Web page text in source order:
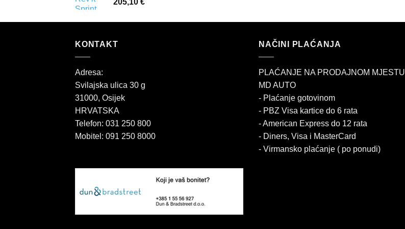
205,10 €
KONTAKT
Adresa:
Svilajska ulica 30 g
31000, Osijek
HRVATSKA
Telefon: 031 250 800
Mobitel: 091 250 8000
NAČINI PLAĆANJA
PLAĆANJE NA PRODAJNOM MJESTU
MD AUTO
- Plaćanje gotovinom
- PBZ Visa kartice do 6 rata
- American Express do 12 rata
- Diners, Visa i MasterCard
- Virmansko plaćanje ( po ponudi)